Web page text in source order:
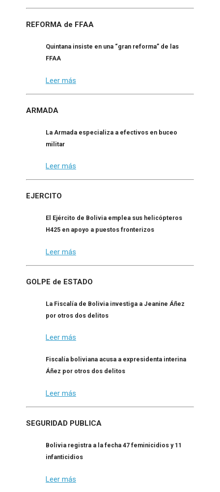
REFORMA de FFAA
Quintana insiste en una “gran reforma” de las
FFAA
Leer más
ARMADA
La Armada especializa a efectivos en buceo
militar
Leer más
EJERCITO
El Ejército de Bolivia emplea sus helicópteros
H425 en apoyo a puestos fronterizos
Leer más
GOLPE de ESTADO
La Fiscalía de Bolivia investiga a Jeanine Áñez
por otros dos delitos
Leer más
Fiscalía boliviana acusa a expresidenta interina
Áñez por otros dos delitos
Leer más
SEGURIDAD PUBLICA
Bolivia registra a la fecha 47 feminicidios y 11
infanticidios
Leer más